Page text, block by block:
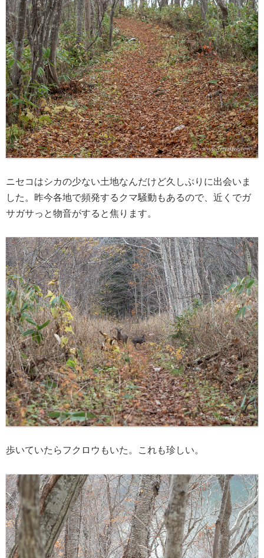
ニセコはシカの少ない土地なんだけど久しぶりに出会いま
した。昨今各地で頻発するクマ騒動もあるので、近くでガ
サガサっと物音がすると焦ります。
歩いていたらフクロウもいた。これも珍しい。